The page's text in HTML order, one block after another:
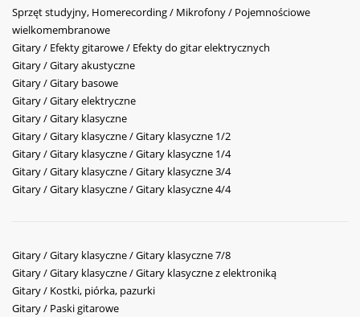
Sprzęt studyjny, Homerecording / Mikrofony / Pojemnościowe
wielkomembranowe
Gitary / Efekty gitarowe / Efekty do gitar elektrycznych
Gitary / Gitary akustyczne
Gitary / Gitary basowe
Gitary / Gitary elektryczne
Gitary / Gitary klasyczne
Gitary / Gitary klasyczne / Gitary klasyczne 1/2
Gitary / Gitary klasyczne / Gitary klasyczne 1/4
Gitary / Gitary klasyczne / Gitary klasyczne 3/4
Gitary / Gitary klasyczne / Gitary klasyczne 4/4
Gitary / Gitary klasyczne / Gitary klasyczne 7/8
Gitary / Gitary klasyczne / Gitary klasyczne z elektroniką
Gitary / Kostki, piórka, pazurki
Gitary / Paski gitarowe